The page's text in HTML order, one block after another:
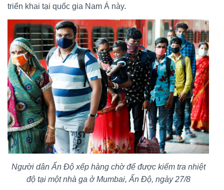
triển khai tại quốc gia Nam Á này.
Người dân Ấn Độ xếp hàng chờ để được kiểm tra nhiệt
độ tại một nhà ga ở Mumbai, Ấn Độ, ngày 27/8